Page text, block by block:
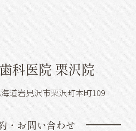
科医院 栗沢院
道岩見沢市栗沢町本町109
・お問い合わせ